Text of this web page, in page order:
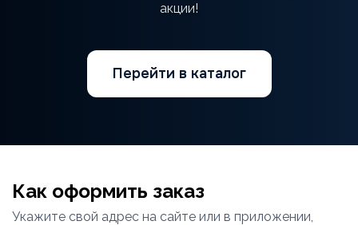
акции!
Перейти в каталог
Как оформить заказ
Укажите свой адрес на сайте или в приложении,